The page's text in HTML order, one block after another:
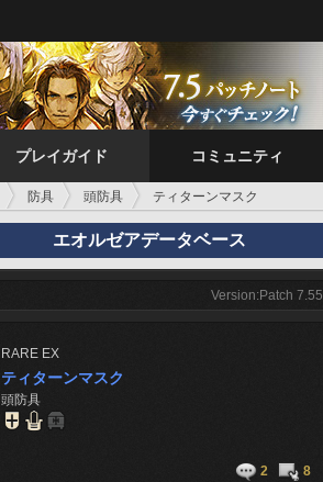
プレイガイド コミュニティ
防具 頭防具 ティターンマスク
エオルゼアデータベース
Version:Patch 7.55
RARE EX
ティターンマスク
頭防具
2 8